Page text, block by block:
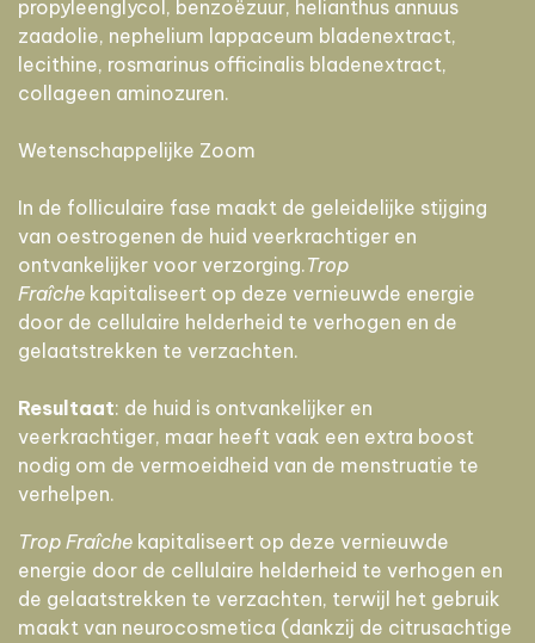
propyleenglycol, benzoëzuur, helianthus annuus
zaadolie, nephelium lappaceum bladenextract,
lecithine, rosmarinus officinalis bladenextract,
collageen aminozuren.
Wetenschappelijke Zoom
In de folliculaire fase maakt de geleidelijke stijging
van oestrogenen de huid veerkrachtiger en
ontvankelijker voor verzorging.Trop
Fraîche kapitaliseert op deze vernieuwde energie
door de cellulaire helderheid te verhogen en de
gelaatstrekken te verzachten.
Resultaat: de huid is ontvankelijker en
veerkrachtiger, maar heeft vaak een extra boost
nodig om de vermoeidheid van de menstruatie te
verhelpen.
Trop Fraîche kapitaliseert op deze vernieuwde
energie door de cellulaire helderheid te verhogen en
de gelaatstrekken te verzachten, terwijl het gebruik
maakt van neurocosmetica (dankzij de citrusachtige